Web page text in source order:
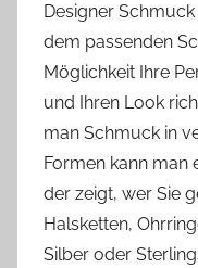
Designer
dem passenden
Möglichkeit Ihre
und Ihren Look
man Schmuck in
Formen kann man
der zeigt, wer Sie
Halsketten,
Silber oder